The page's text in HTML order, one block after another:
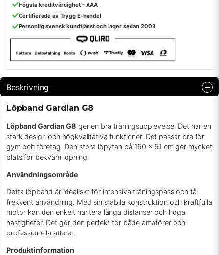
Högsta kreditvärdighet - AAA
Certifierade av Trygg E-handel
Personlig svensk kundtjänst och lager sedan 2003
Beskrivning
Löpband Gardian G8
Löpband Gardian G8 ger en bra träningsupplevelse. Det har en
stark design och högkvalitativa funktioner. Det passar bra för
gym och företag. Den stora löpytan på 150 x 51 cm ger mycket
plats för bekväm löpning.
Användningsområde
Detta löpband är idealiskt för intensiva träningspass och tål
frekvent användning. Med sin stabila konstruktion och kraftfulla
motor kan den enkelt hantera långa distanser och höga
hastigheter. Det gör den perfekt för både amatörer och
professionella atleter.
Produktinformation